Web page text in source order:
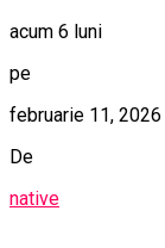
acum 6 luni
pe
februarie 11, 2026
De
native